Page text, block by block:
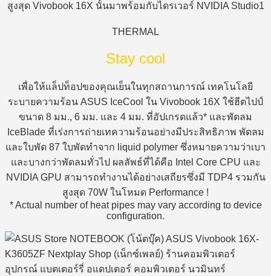
สูงสุด Vivobook 16X นั้นมาพร้อมกับไดรเวอร์ NVIDIA Studio1
THERMAL
Stay cool
เพื่อให้แล็ปท็อปของคุณเย็นในทุกสถานการณ์ เทคโนโลยี
ระบายความร้อน ASUS IceCool ใน Vivobook 16X ใช้ฮีตไปป์
ขนาด 8 มม., 6 มม. และ 4 มม. ที่อัปเกรดแล้ว* และพัดลม
IceBlade ที่เร่งการถ่ายเทความร้อนอย่างมีประสิทธิภาพ พัดลม
และใบพัด 87 ใบพัดทำจาก liquid polymer ซึ่งหมายความว่าเบา
และบางกว่าพัดลมทั่วไป ผลลัพธ์ที่ได้คือ Intel Core CPU และ
NVIDIA GPU สามารถทำงานได้อย่างเสถียรซึ่งมี TDP4 รวมกัน
สูงสุด 70W ในโหมด Performance !
* Actual number of heat pipes may vary according to device
configuration.